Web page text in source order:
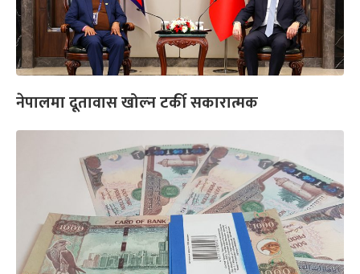
नेपालमा दूतावास खोल्न टर्की सकारात्मक